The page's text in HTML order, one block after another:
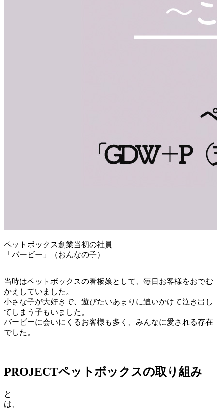
ペットボックス創業当初の社員
「バービー」（おんなの子）
当時はペットボックスの看板娘として、毎日お客様をおでむ
かえしていました。
小さな子が大好きで、遊びたいあまりに追いかけて泣き出し
てしまう子もいました。
バービーに会いにくるお客様も多く、みんなに愛される存在
でした。
PROJECTペットボックスの取り組み
と
は、